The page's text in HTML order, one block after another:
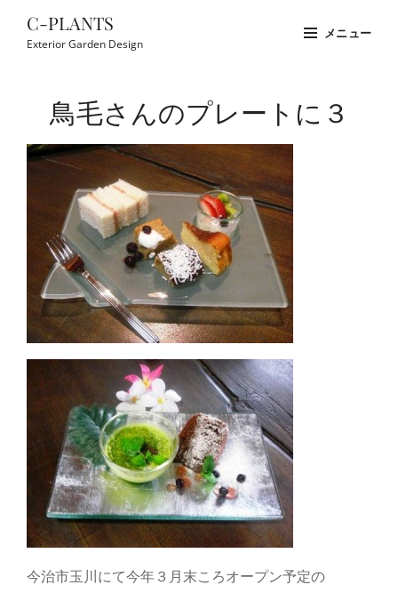
C-PLANTS
Exterior Garden Design
メニュー
鳥毛さんのプレートに３
今治市玉川にて今年３月末ころオープン予定の